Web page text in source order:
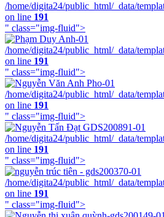
/home/digita24/public_html/_data/
on line 191
" class="img-fluid">
/home/digita24/public_html/_data/
on line 191
" class="img-fluid">
/home/digita24/public_html/_data/
on line 191
" class="img-fluid">
/home/digita24/public_html/_data/
on line 191
" class="img-fluid">
/home/digita24/public_html/_data/
on line 191
" class="img-fluid">